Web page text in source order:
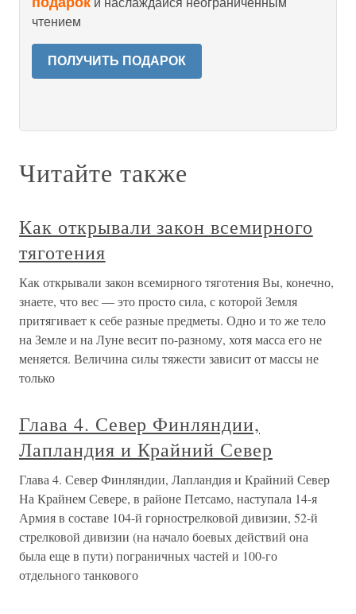
и наслаждайся неограниченным
чтением
ПОЛУЧИТЬ ПОДАРОК
Читайте также
Как открывали закон всемирного
тяготения
Как открывали закон всемирного тяготения Вы, конечно,
знаете, что вес — это просто сила, с которой Земля
притягивает к себе разные предметы. Одно и то же тело
на Земле и на Луне весит по-разному, хотя масса его не
меняется. Величина силы тяжести зависит от массы не
только
Глава 4. Север Финляндии,
Лапландия и Крайний Север
Глава 4. Север Финляндии, Лапландия и Крайний Север
На Крайнем Севере, в районе Петсамо, наступала 14-я
Армия в составе 104-й горнострелковой дивизии, 52-й
стрелковой дивизии (на начало боевых действий она
была еще в пути) пограничных частей и 100-го
отдельного танкового